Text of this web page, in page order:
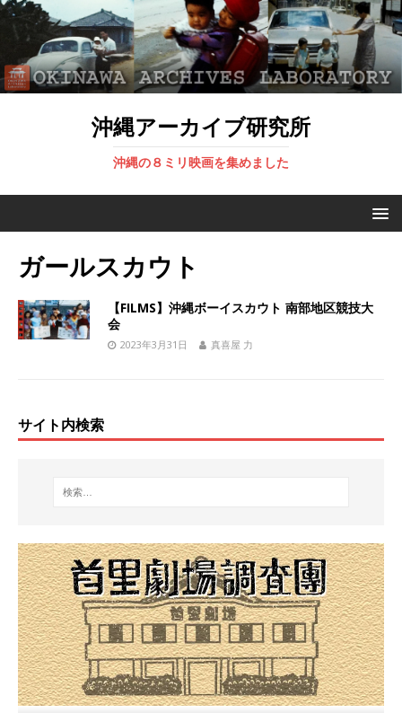
沖縄アーカイブ研究所
沖縄の８ミリ映画を集めました
ガールスカウト
【FILMS】沖縄ボーイスカウト 南部地区競技大
会
2023年3月31日 真喜屋 力
サイト内検索